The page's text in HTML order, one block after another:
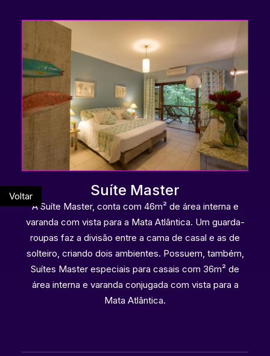
Suíte Master
A Suíte Master, conta com 46m² de área interna e
varanda com vista para a Mata Atlântica. Um guarda-
roupas faz a divisão entre a cama de casal e as de
solteiro, criando dois ambientes. Possuem, também,
Suítes Master especiais para casais com 36m² de
área interna e varanda conjugada com vista para a
Mata Atlântica.
Voltar